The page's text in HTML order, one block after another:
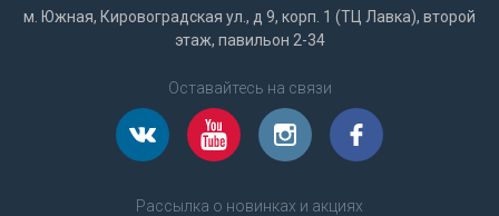
м. Южная, Кировоградская ул., д 9, корп. 1 (ТЦ Лавка), второй
этаж, павильон 2-34
Оставайтесь на связи
Рассылка о новинках и акциях